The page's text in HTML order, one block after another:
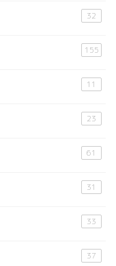
32
155
11
23
61
31
33
37